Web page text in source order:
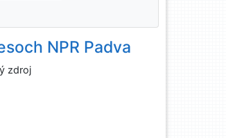
NPR Padva
zdroj